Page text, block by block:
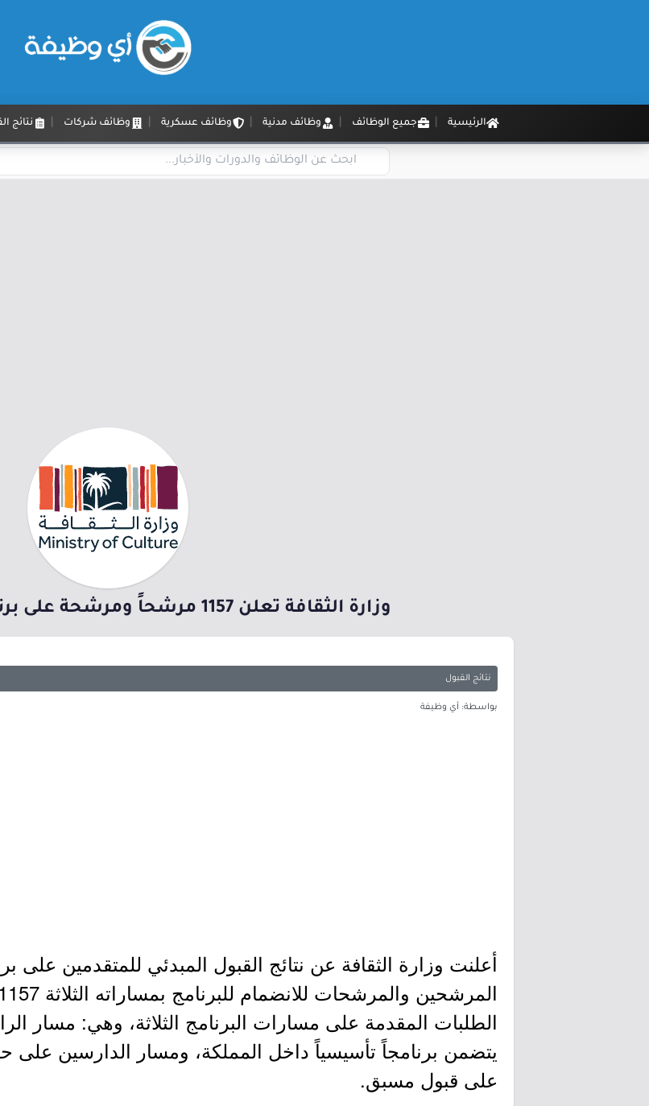
الرئيسية جميع الوظائف وظائف مدنية وظائف عسكرية وظائف شركات نتائج
وزارة الثقافة تعلن 1157 مرشحاً ومرشحة على برنامج الابتعاث الثقافي
نتائج القبول
بواسطة: أي وظيفة
أعلنت وزارة الثقافة عن نتائج القبول المبدئي للمتقدمين على
الطلبات المقدمة على مسارات البرنامج الثلاثة، وهي: مسار
يتضمن برنامجاً تأسيسياً داخل المملكة، ومسار الدارسين
على قبول مسبق.